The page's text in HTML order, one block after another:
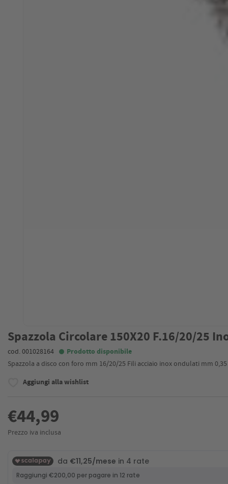
Spazzola Circolare 150X20 F.16/20/25
cod. 001028164 Prodotto disponibile
Spazzola a disco con foro mm 16/20/25 Fili acciaio inox ondulati mm
Aggiungi alla wishlist
€44,99
Prezzo iva inclusa